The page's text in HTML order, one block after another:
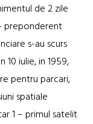
de 2 zile
preponderent
s-au scurs
iulie, in 1959,
pentru parcari,
spatiale
1 – primul satelit